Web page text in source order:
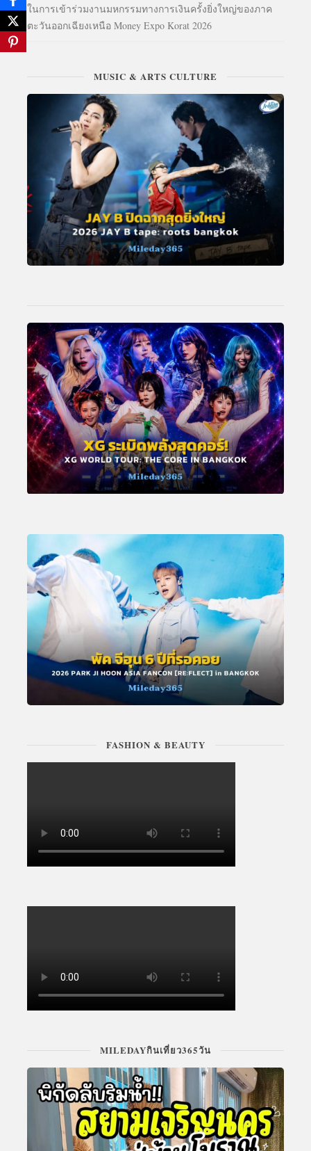
ในการเข้าร่วมงานมหกรรมทางการเงินครั้งยิ่งใหญ่ของภาค
ตะวันออกเฉียงเหนือ Money Expo Korat 2026
MUSIC & ARTS CULTURE
FASHION & BEAUTY
MILEDAYกินเที่ยว365วัน